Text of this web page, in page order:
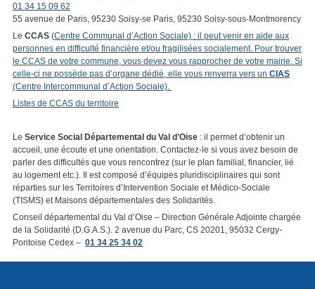
01 34 15 09 62
55 avenue de Paris, 95230 Soisy-se Paris, 95230 Soisy-sous-Montmorency
Le CCAS (Centre Communal d’Action Sociale) : il peut venir en aide aux
personnes en difficulté financière et/ou fragilisées socialement. Pour trouver
le CCAS de votre commune, vous devez vous rapprocher de votre mairie. Si
celle-ci ne possède pas d’organe dédié, elle vous renverra vers un CIAS
(Centre Intercommunal d’Action Sociale).
Listes de CCAS du territoire
Le Service Social Départemental du Val d’Oise : il permet d’obtenir un
accueil, une écoute et une orientation. Contactez-le si vous avez besoin de
parler des difficultés que vous rencontrez (sur le plan familial, financier, lié
au logement etc.). Il est composé d’équipes pluridisciplinaires qui sont
réparties sur les Territoires d’Intervention Sociale et Médico-Sociale
(TISMS) et Maisons départementales des Solidarités.
Conseil départemental du Val d’Oise – Direction Générale Adjointe chargée
de la Solidarité (D.G.A.S.). 2 avenue du Parc, CS 20201, 95032 Cergy-
Pontoise Cedex – 01 34 25 34 02